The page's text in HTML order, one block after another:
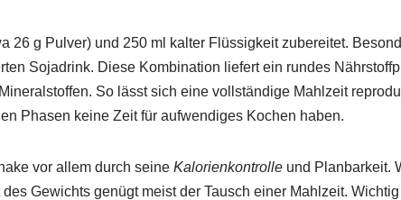
26 g Pulver) und 250 ml kalter Flüssigkeit zubereitet.
Sojadrink. Diese Kombination liefert ein rundes
So lässt sich eine vollständige Mahlzeit
Phasen keine Zeit für aufwendiges Kochen haben.
vor allem durch seine Kalorienkontrolle und Planbarkeit.
Gewichts genügt meist der Tausch einer Mahlzeit.